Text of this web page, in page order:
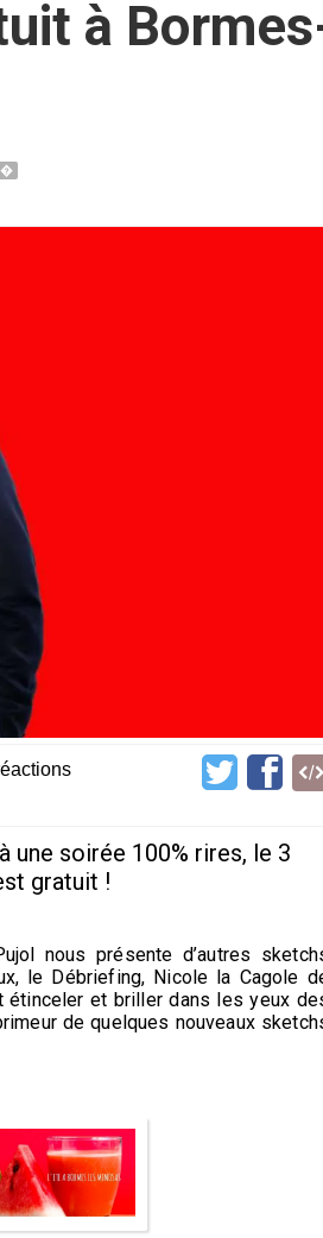
à
une soirée 100% rires, le 3
gratuit !
nous présente d’autres
le Débriefing, Nicole la Cagole
étinceler et briller dans les yeux
de quelques nouveaux